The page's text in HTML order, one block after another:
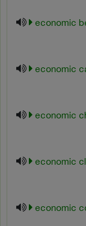
economic
economic
economic
economic
economic